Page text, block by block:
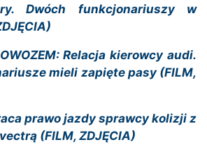
Dwóch funkcjonariuszy w
Relacja kierowcy audi.
mieli zapięte pasy (FILM,
prawo jazdy sprawcy kolizji z
(FILM, ZDJĘCIA)